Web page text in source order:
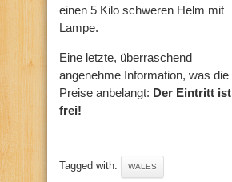
einen 5 Kilo schweren Helm mit
Lampe.
Eine letzte, überraschend
angenehme Information, was die
Preise anbelangt: Der Eintritt ist
frei!
Tagged with: WALES